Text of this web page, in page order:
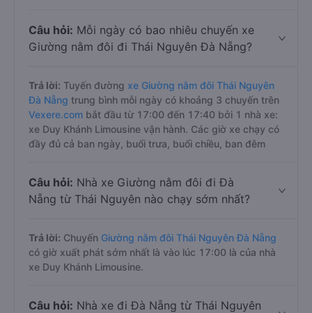
Câu hỏi: Mỗi ngày có bao nhiêu chuyến xe
Giường nằm đôi đi Thái Nguyên Đà Nẵng?
Trả lời: Tuyến đường xe Giường nằm đôi Thái Nguyên
Đà Nẵng trung bình mỗi ngày có khoảng 3 chuyến trên
Vexere.com bắt đầu từ 17:00 đến 17:40 bởi 1 nhà xe:
xe Duy Khánh Limousine vận hành. Các giờ xe chạy có
đầy đủ cả ban ngày, buổi trưa, buổi chiều, ban đêm
Câu hỏi: Nhà xe Giường nằm đôi đi Đà
Nẵng từ Thái Nguyên nào chạy sớm nhất?
Trả lời: Chuyến Giường nằm đôi Thái Nguyên Đà Nẵng
có giờ xuất phát sớm nhất là vào lúc 17:00 là của nhà
xe Duy Khánh Limousine.
Câu hỏi: Nhà xe đi Đà Nẵng từ Thái Nguyên